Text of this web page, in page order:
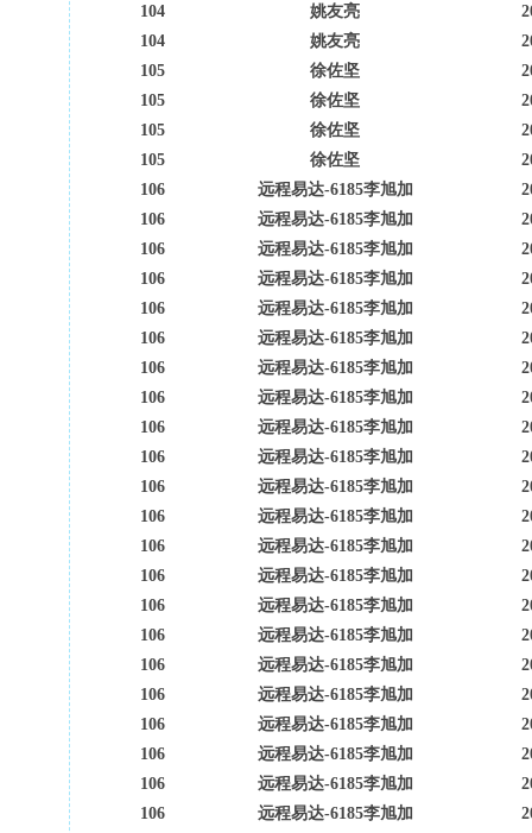
104
姚友亮
104
姚友亮
105
徐佐坚
105
徐佐坚
105
徐佐坚
105
徐佐坚
106
远程易达-6185李旭加
106
远程易达-6185李旭加
106
远程易达-6185李旭加
106
远程易达-6185李旭加
106
远程易达-6185李旭加
106
远程易达-6185李旭加
106
远程易达-6185李旭加
106
远程易达-6185李旭加
106
远程易达-6185李旭加
106
远程易达-6185李旭加
106
远程易达-6185李旭加
106
远程易达-6185李旭加
106
远程易达-6185李旭加
106
远程易达-6185李旭加
106
远程易达-6185李旭加
106
远程易达-6185李旭加
106
远程易达-6185李旭加
106
远程易达-6185李旭加
106
远程易达-6185李旭加
106
远程易达-6185李旭加
106
远程易达-6185李旭加
106
远程易达-6185李旭加